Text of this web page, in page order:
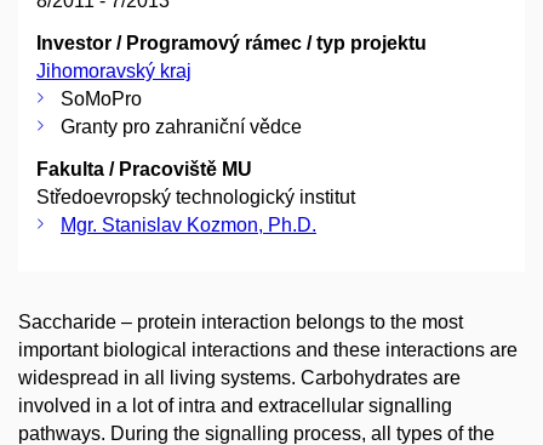
Investor / Programový rámec / typ projektu
Jihomoravský kraj
SoMoPro
Granty pro zahraniční vědce
Fakulta / Pracoviště MU
Středoevropský technologický institut
Mgr. Stanislav Kozmon, Ph.D.
Saccharide – protein interaction belongs to the most
important biological interactions and these interactions are
widespread in all living systems. Carbohydrates are
involved in a lot of intra and extracellular signalling
pathways. During the signalling process, all types of the